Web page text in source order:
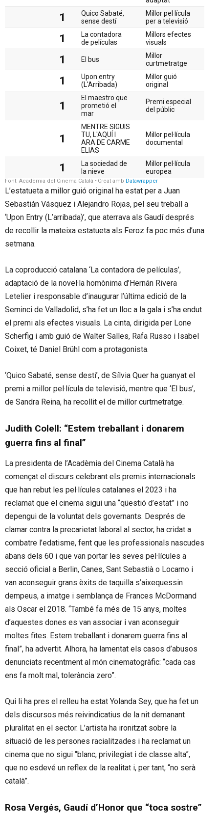
L’estatueta a millor guió original ha estat per a Juan
Sebastián Vásquez i Alejandro Rojas, pel seu treball a
‘Upon Entry (L’arribada)’, que aterrava als Gaudí després
de recollir la mateixa estatueta als Feroz fa poc més d’una
setmana.
La coproducció catalana ‘La contadora de películas’,
adaptació de la novel·la homònima d’Hernán Rivera
Letelier i responsable d’inaugurar l’última edició de la
Seminci de Valladolid, s’ha fet un lloc a la gala i s’ha endut
el premi als efectes visuals. La cinta, dirigida per Lone
Scherfig i amb guió de Walter Salles, Rafa Russo i Isabel
Coixet, té Daniel Brühl com a protagonista.
‘Quico Sabaté, sense destí’, de Sílvia Quer ha guanyat el
premi a millor pel·lícula de televisió, mentre que ‘El bus’,
de Sandra Reina, ha recollit el de millor curtmetratge.
Judith Colell: “Estem treballant i donarem
guerra fins al final”
La presidenta de l’Acadèmia del Cinema Català ha
començat el discurs celebrant els premis internacionals
que han rebut les pel·lícules catalanes el 2023 i ha
reclamat que el cinema sigui una “qüestió d’estat” i no
depengui de la voluntat dels governants. Després de
clamar contra la precarietat laboral al sector, ha cridat a
combatre l’edatisme, fent que les professionals nascudes
abans dels 60 i que van portar les seves pel·lícules a
secció oficial a Berlin, Canes, Sant Sebastià o Locarno i
van aconseguir grans èxits de taquilla s’aixequessin
dempeus, a imatge i semblança de Frances McDormand
als Oscar el 2018. “També fa més de 15 anys, moltes
d’aquestes dones es van associar i van aconseguir
moltes fites. Estem treballant i donarem guerra fins al
final”, ha advertit. Alhora, ha lamentat els casos d’abusos
denunciats recentment al món cinematogràfic: “cada cas
ens fa molt mal, tolerància zero”.
Qui li ha pres el relleu ha estat Yolanda Sey, que ha fet un
dels discursos més reivindicatius de la nit demanant
pluralitat en el sector. L’artista ha ironitzat sobre la
situació de les persones racialitzades i ha reclamat un
cinema que no sigui “blanc, privilegiat i de classe alta”,
que no esdevé un reflex de la realitat i, per tant, “no serà
català”.
Rosa Vergés, Gaudí d’Honor que “toca sostre”